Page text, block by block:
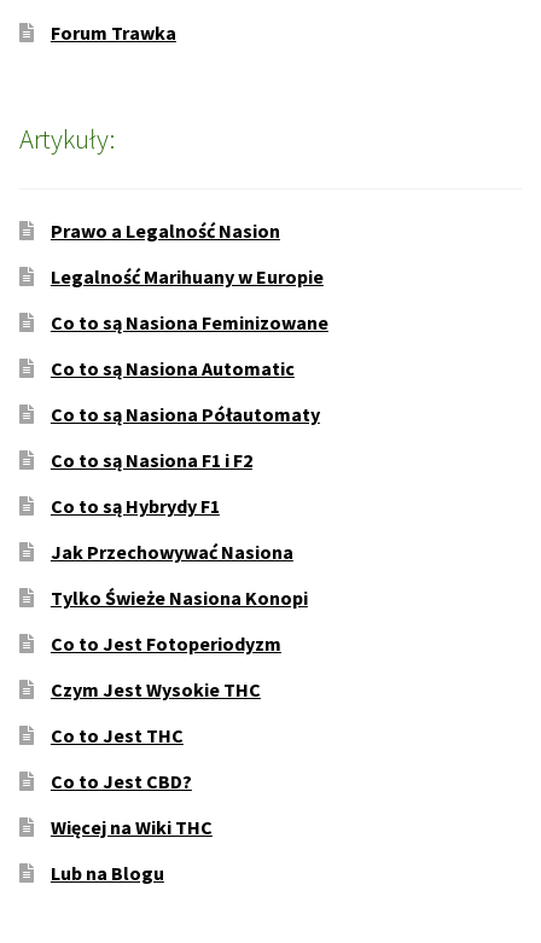
Forum Trawka
Artykuły:
Prawo a Legalność Nasion
Legalność Marihuany w Europie
Co to są Nasiona Feminizowane
Co to są Nasiona Automatic
Co to są Nasiona Półautomaty
Co to są Nasiona F1 i F2
Co to są Hybrydy F1
Jak Przechowywać Nasiona
Tylko Świeże Nasiona Konopi
Co to Jest Fotoperiodyzm
Czym Jest Wysokie THC
Co to Jest THC
Co to Jest CBD?
Więcej na Wiki THC
Lub na Blogu